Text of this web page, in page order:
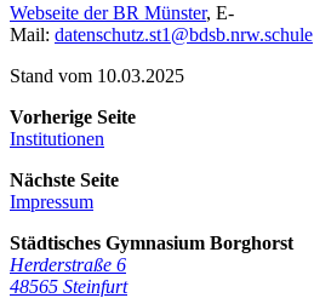
Webseite der BR Münster, E-
Mail: datenschutz.st1@bdsb.nrw.schule
Stand vom 10.03.2025
Vorherige Seite
Institutionen
Nächste Seite
Impressum
Städtisches Gymnasium Borghorst
Herderstraße 6
48565 Steinfurt